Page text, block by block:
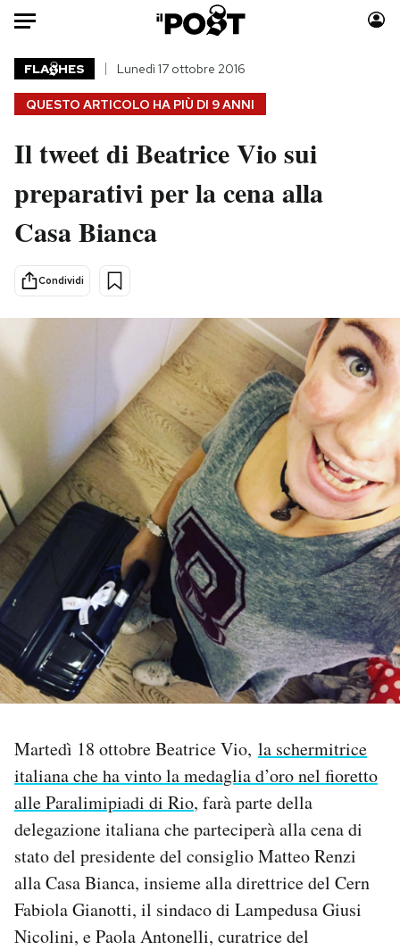
Auto
HOME
Italia
Politica
Tecnologia
Scienza
Moda
Consumismi
Altrecose
Mondiali calcio 2026
PODCAST
NEWSLETTER
I MIEI PREFERITI
SHOP
CALENDARIO
Area Personale
Notifiche mobile
Regala il Post
Hai bisogno di aiuto?
Esci
QUESTO ARTICOLO HA PIÙ DI 9 ANNI
FLA HES Lunedì 17 ottobre 2016
Il tweet di Beatrice Vio sui
preparativi per la cena alla
Casa Bianca
Condividi
Martedì 18 ottobre Beatrice Vio, la schermitrice
italiana che ha vinto la medaglia d’oro nel fioretto
alle Paralimipiadi di Rio, farà parte della
delegazione italiana che parteciperà alla cena di
stato del presidente del consiglio Matteo Renzi
alla Casa Bianca, insieme alla direttrice del Cern
Fabiola Gianotti, il sindaco di Lampedusa Giusi
Nicolini, e Paola Antonelli, curatrice del